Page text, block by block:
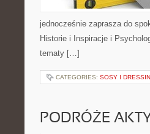
jednocześnie zaprasza do
Historie i Inspiracje i
tematy […]
CATEGORIES: SOSY I
PODRÓŻE